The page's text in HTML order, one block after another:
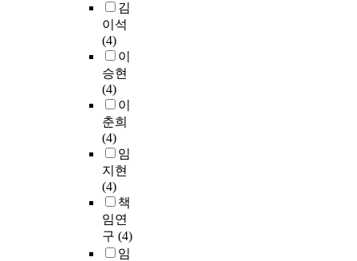
김
이석
(4)
이
승현
(4)
이
춘희
(4)
임
지현
(4)
책
임연
구 (4)
임